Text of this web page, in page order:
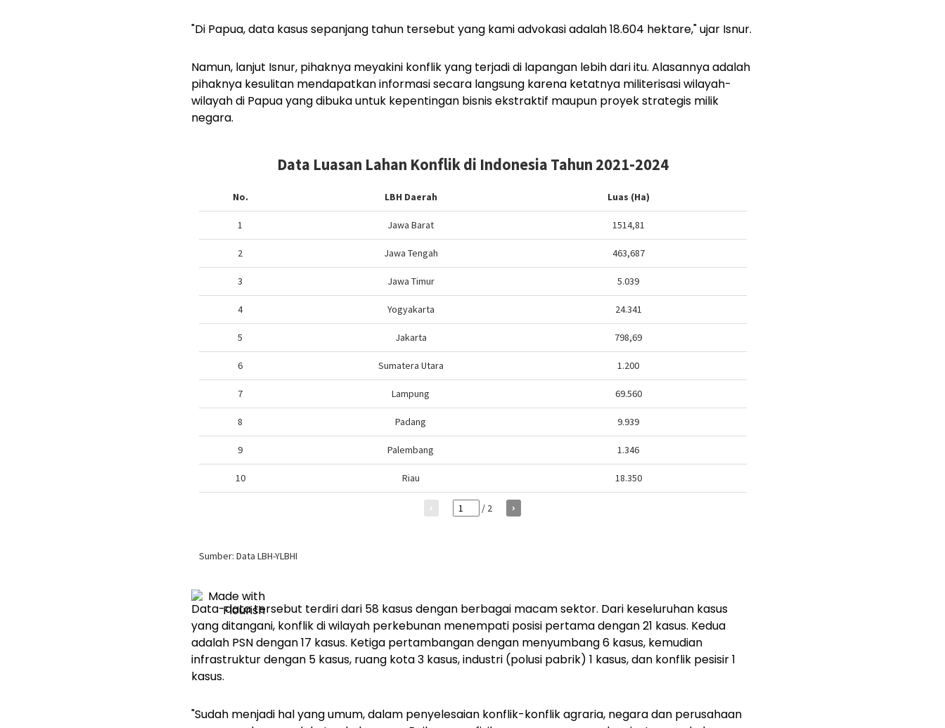
"Di Papua, data kasus sepanjang tahun tersebut yang kami advokasi adalah 18.604 hektare," ujar Isnur.
Namun, lanjut Isnur, pihaknya meyakini konflik yang terjadi di lapangan lebih dari itu. Alasannya adalah
pihaknya kesulitan mendapatkan informasi secara langsung karena ketatnya militerisasi wilayah-
wilayah di Papua yang dibuka untuk kepentingan bisnis ekstraktif maupun proyek strategis milik
negara.
Data-data tersebut terdiri dari 58 kasus dengan berbagai macam sektor. Dari keseluruhan kasus
yang ditangani, konflik di wilayah perkebunan menempati posisi pertama dengan 21 kasus. Kedua
adalah PSN dengan 17 kasus. Ketiga pertambangan dengan menyumbang 6 kasus, kemudian
infrastruktur dengan 5 kasus, ruang kota 3 kasus, industri (polusi pabrik) 1 kasus, dan konflik pesisir 1
kasus.
"Sudah menjadi hal yang umum, dalam penyelesaian konflik-konflik agraria, negara dan perusahaan